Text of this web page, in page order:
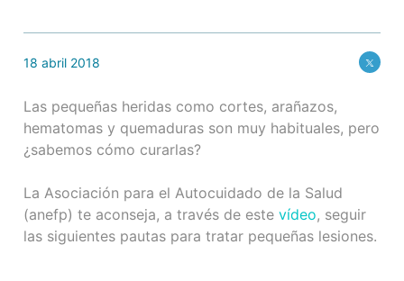
18 abril 2018
Las pequeñas heridas como cortes, arañazos,
hematomas y quemaduras son muy habituales, pero
¿sabemos cómo curarlas?
La Asociación para el Autocuidado de la Salud
(anefp) te aconseja, a través de estevídeo, seguir
las siguientes pautas para tratar pequeñas lesiones.